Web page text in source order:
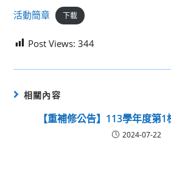
活動簡章 下載
Post Views: 344
相關內容
【重補修公告】113學年度第
2024-07-22